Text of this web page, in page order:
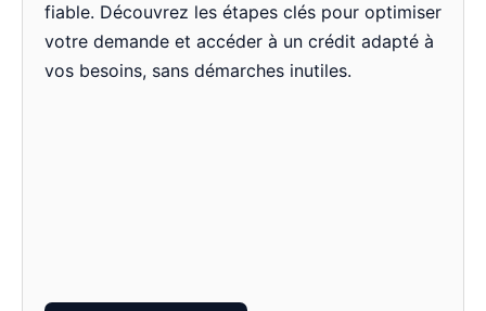
fiable. Découvrez les étapes clés pour optimiser
votre demande et accéder à un crédit adapté à
vos besoins, sans démarches inutiles.